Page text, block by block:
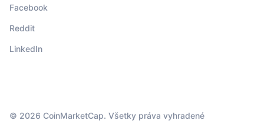
Facebook
Reddit
LinkedIn
© 2026 CoinMarketCap. Všetky práva vyhradené